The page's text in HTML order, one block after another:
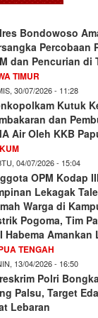
Bondowoso
Percobaan
dan Pencurian di
TIMUR
30/07/2026 - 11:28
Kutuk
dan
Air Oleh KKB
04/07/2026 - 15:04
OPM Kodap
Lekagak
Warga di
Pogoma, Tim
Habema Amankan
TENGAH
13/04/2026 - 16:50
Polri
Palsu, Target
Lebaran